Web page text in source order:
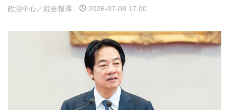
政治中心／綜合報導 2026-07-08 17:00